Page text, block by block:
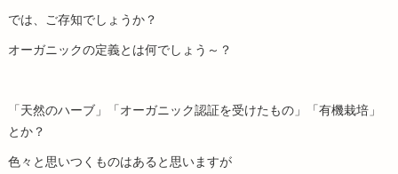
では、ご存知でしょうか？
オーガニックの定義とは何でしょう～？
「天然のハーブ」「オーガニック認証を受けたもの」「有機栽培」
とか？
色々と思いつくものはあると思いますが